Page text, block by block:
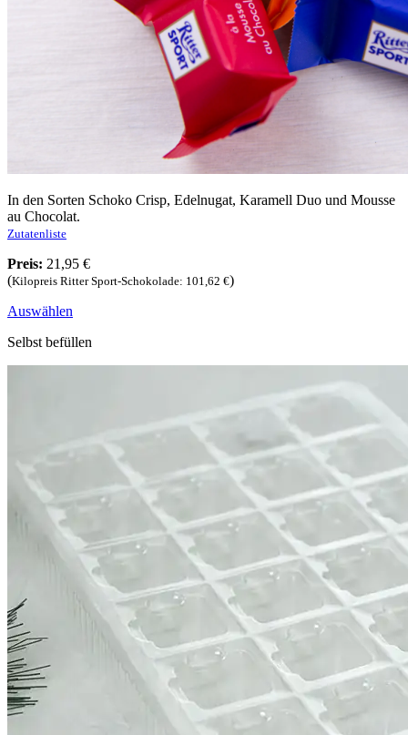
In den Sorten Schoko Crisp, Edelnugat, Karamell Duo und Mousse
au Chocolat.
Zutatenliste
Preis: 21,95 €
(Kilopreis Ritter Sport-Schokolade: 101,62 €)
Auswählen
Selbst befüllen